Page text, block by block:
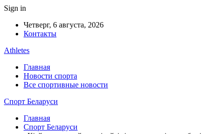
Sign in
Четверг, 6 августа, 2026
Контакты
Athletes
Главная
Новости спорта
Все спортивные новости
Спорт Беларуси
Главная
Спорт Беларуси